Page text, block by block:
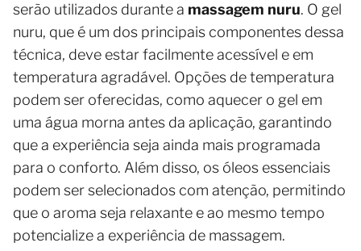
serão utilizados durante a massagem nuru. O gel
nuru, que é um dos principais componentes dessa
técnica, deve estar facilmente acessível e em
temperatura agradável. Opções de temperatura
podem ser oferecidas, como aquecer o gel em
uma água morna antes da aplicação, garantindo
que a experiência seja ainda mais programada
para o conforto. Além disso, os óleos essenciais
podem ser selecionados com atenção, permitindo
que o aroma seja relaxante e ao mesmo tempo
potencialize a experiência de massagem.